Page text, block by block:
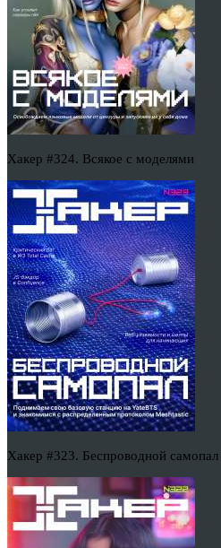
Хакер #324. Всякое с моделями
Хакер #323. Беспроводной самопал